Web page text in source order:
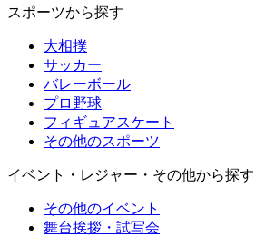
スポーツから探す
大相撲
サッカー
バレーボール
プロ野球
フィギュアスケート
その他のスポーツ
イベント・レジャー・その他から探す
その他のイベント
舞台挨拶・試写会